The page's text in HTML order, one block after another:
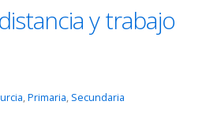
y trabajo
,Primaria, Secundaria